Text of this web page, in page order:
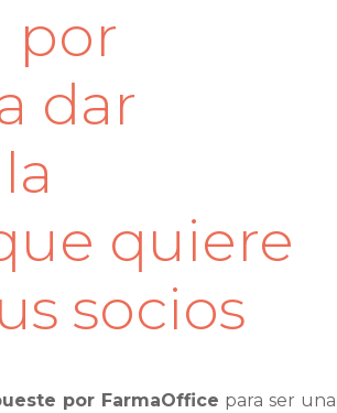
por
dar
quiere
socios
por FarmaOffice para ser una